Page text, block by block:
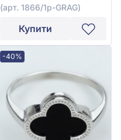
(арт. 1866/1р-GRAG)
Купити
-40%